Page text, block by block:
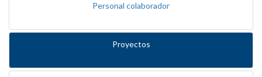
Personal colaborador
Proyectos